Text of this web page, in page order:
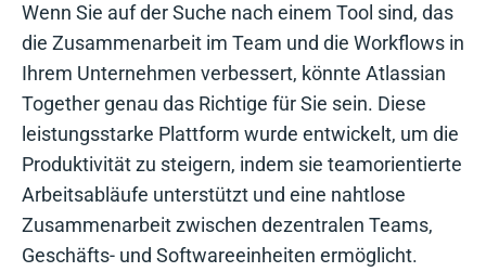
Wenn Sie auf der Suche nach einem Tool sind, das
die Zusammenarbeit im Team und die Workflows in
Ihrem Unternehmen verbessert, könnte Atlassian
Together genau das Richtige für Sie sein. Diese
leistungsstarke Plattform wurde entwickelt, um die
Produktivität zu steigern, indem sie teamorientierte
Arbeitsabläufe unterstützt und eine nahtlose
Zusammenarbeit zwischen dezentralen Teams,
Geschäfts- und Softwareeinheiten ermöglicht.